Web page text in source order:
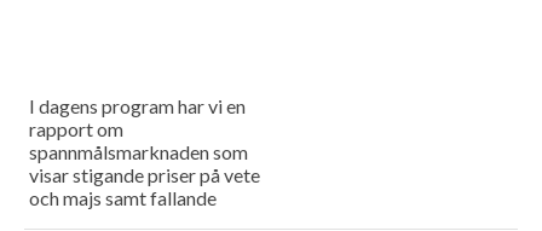
I dagens program har vi en
rapport om
spannmålsmarknaden som
visar stigande priser på vete
och majs samt fallande